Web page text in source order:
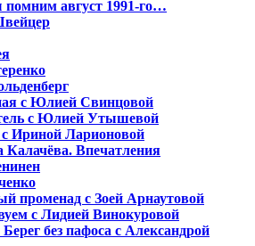
август 1991-го…
с Юлией Свинцовой
с Юлией Утышевой
Ириной Ларионовой
Калачёва. Впечатления
променад с Зоей Арнаутовой
с Лидией Винокуровой
без пафоса с Александрой